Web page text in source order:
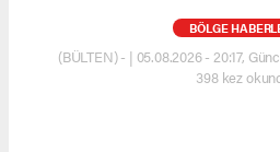
BÖLGE
(BÜLTEN) - | 05.08.2026 - 20:17,
398 kez